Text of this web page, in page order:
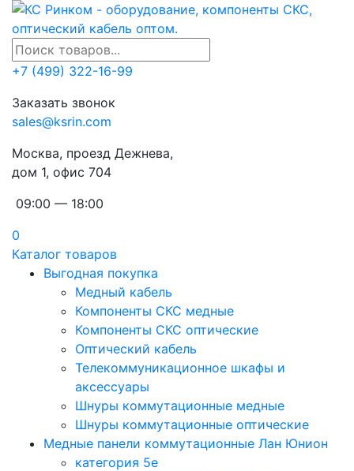
+7 (499) 322-16-99
Заказать звонок
sales@ksrin.com
Москва, проезд Дежнева,
дом 1, офис 704
09:00 — 18:00
0
Каталог товаров
Выгодная покупка
Медный кабель
Компоненты СКС медные
Компоненты СКС оптические
Оптический кабель
Телекоммуникационное шкафы и
аксессуары
Шнуры коммутационные медные
Шнуры коммутационные оптические
Медные панели коммутационные Лан Юнион
категория 5e